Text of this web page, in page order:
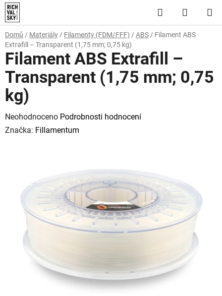
Přejít
na
obsah
Hledat
KOŠÍK
Domů / Materiály / Filamenty (FDM/FFF) / ABS / Filament ABS
Extrafill – Transparent (1,75 mm; 0,75 kg)
Filament ABS Extrafill –
Transparent (1,75 mm; 0,75
kg)
Průměrné
hodnocení
hvězdiček.
Neohodnoceno Podrobnosti hodnocení
Značka: Fillamentum